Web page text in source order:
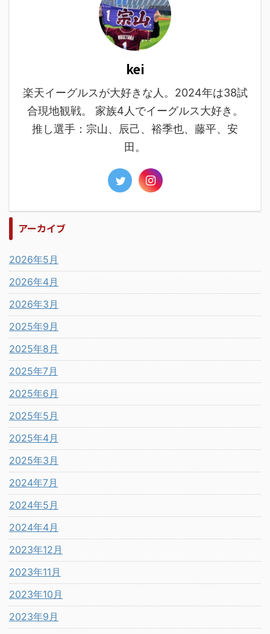
kei
楽天イーグルスが大好きな人。2024年は38試
合現地観戦。 家族4人でイーグルス大好き。
推し選手：宗山、辰己、裕季也、藤平、安
田。
アーカイブ
2026年5月
2026年4月
2026年3月
2025年9月
2025年8月
2025年7月
2025年6月
2025年5月
2025年4月
2025年3月
2024年7月
2024年5月
2024年4月
2023年12月
2023年11月
2023年10月
2023年9月